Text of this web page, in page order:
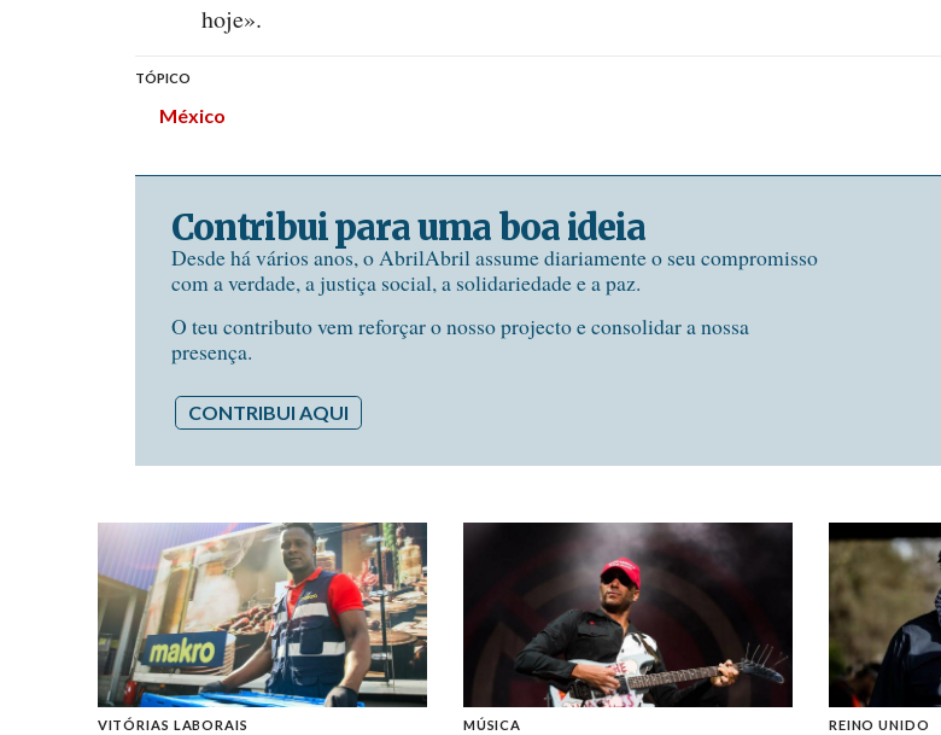
hoje».
TÓPICO
México
Contribui para uma boa ideia
Desde há vários anos, o AbrilAbril assume diariamente o seu compromisso
com a verdade, a justiça social, a solidariedade e a paz.
O teu contributo vem reforçar o nosso projecto e consolidar a nossa
presença.
CONTRIBUI AQUI
VITÓRIAS LABORAIS MÚSICA REINO UNIDO